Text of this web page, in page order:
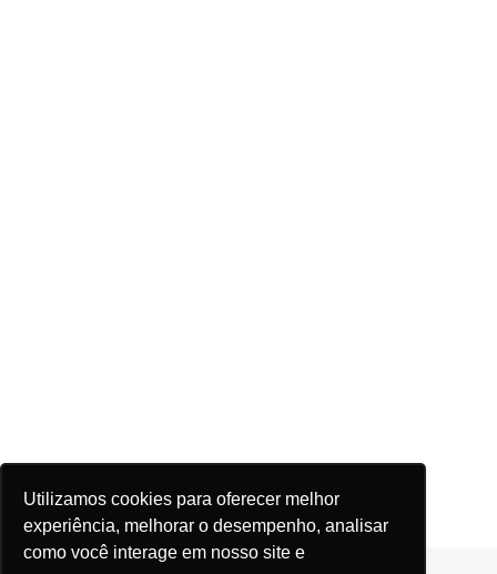
Utilizamos cookies para oferecer melhor
experiência, melhorar o desempenho, analisar
como você interage em nosso site e